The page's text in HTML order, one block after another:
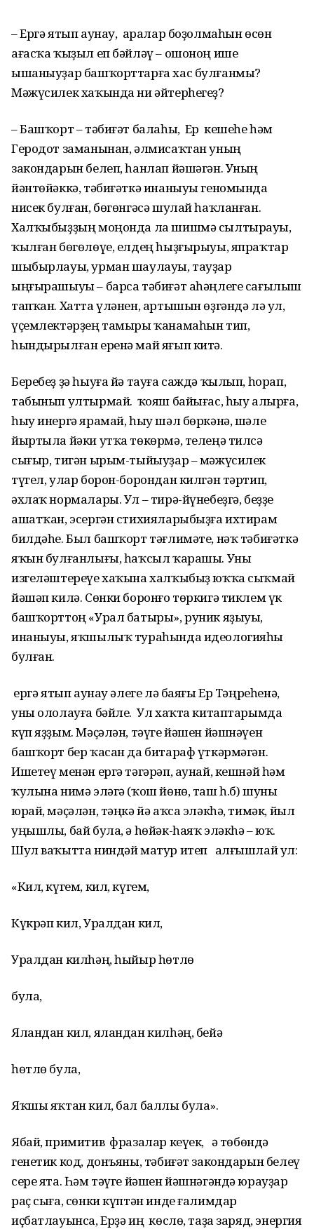
– Ергә ятып аунау, аралар боҙолмаһын өсөн
ағасҡа ҡыҙыл еп бәйләү – ошоноң ише
ышаныуҙар башҡорттарға хас булғанмы?
Мәжүсилек хаҡында ни әйтерһегеҙ?
– Башҡорт – тәбиғәт балаһы, Ер кешеһе һәм
Геродот заманынан, әлмисаҡтан уның
закондарын белеп, һанлап йәшәгән. Уның
йәнтөйәккә, тәбиғәткә инаныуы геномында
нисек булған, бөгөнгәсә шулай һаҡланған.
Халҡыбыҙҙың моңонда ла шишмә сылтырауы,
ҡылған бөгөлөүе, елдең һыҙғырыуы, япраҡтар
шыбырлауы, урман шаулауы, тауҙар
ыңғырашыуы – барса тәбиғәт аһәңлеге сағылыш
тапҡан. Хатта үләнен, артышын өҙгәндә лә ул,
үҫемлектәрҙең тамыры ҡанамаһын тип,
һындырылған еренә май яғып китә.
Беребеҙ ҙә һыуға йә тауға саждә ҡылып, һорап,
табынып ултырмай. Ә ҡояш байығас, һыу алырға,
һыу инергә ярамай, һыу шәл бөркәнә, шәле
йыртыла йәки утҡа төкөрмә, телеңә тилсә
сығыр, тигән ырым-тыйыуҙар – мәжүсилек
түгел, улар борон-борондан килгән тәртип,
әхлаҡ нормалары. Ул – тирә-йүнебеҙгә, беҙҙе
ашатҡан, эсергән стихияларыбыҙға ихтирам
билдәһе. Был башҡорт тәғлимәте, нәҡ тәбиғәткә
яҡын булғанлығы, һаҡсыл ҡарашы. Уны
изгеләштереүе хаҡына халҡыбыҙ юҡҡа сыҡмай
йәшәп килә. Сөнки боронғо төркигә тиклем үк
башҡорттоң «Урал батыры», руник яҙыуы,
инаныуы, яҡшылыҡ тураһында идеологияһы
булған.
Ә ергә ятып аунау әлеге лә баяғы Ер Тәңреһенә,
уны ололауға бәйле. Ул хаҡта китаптарымда
күп яҙҙым. Мәҫәлән, тәүге йәшен йәшнәүен
башҡорт бер ҡасан да битараф үткәрмәгән.
Ишетеү менән ергә тәгәрәп, аунай, кешнәй һәм
ҡулына нимә эләгә (ҡош йөнө, таш һ.б) шуны
юрай, мәҫәлән, тәңкә йә аҡса эләкһә, тимәк, йыл
уңышлы, бай була, ә һөйәк-һаяҡ эләкһә – юҡ.
Шул ваҡытта ниндәй матур итеп алғышлай ул:
«Кил, күгем, кил, күгем,
Күкрәп кил, Уралдан кил,
Уралдан килһәң, һыйыр һөтлө
була,
Яландан кил, яландан килһәң, бейә
һөтлө була,
Яҡшы яҡтан кил, бал баллы була».
Ябай, примитив фразалар кеүек, ә төбөндә
генетик код, донъяны, тәбиғәт закондарын белеү
сере ята. Һәм тәүге йәшен йәшнәгәндә юрауҙар
раҫ сыға, сөнки күптән инде ғалимдар
иҫбатлауынса, Ерҙә иң көслө, таҙа заряд, энергия